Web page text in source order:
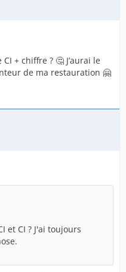
+ chiffre ? 🤔 J’aurai le
de ma restauration 🤗
et CI ? J'ai toujours